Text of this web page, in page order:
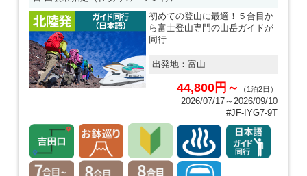
初めての登山に最適！５合目か
ら富士登山専門の山岳ガイドが
同行
出発地： 富山
44,800円～ （1泊2日）
2026/07/17～2026/09/10
#JF-IYG7-9T